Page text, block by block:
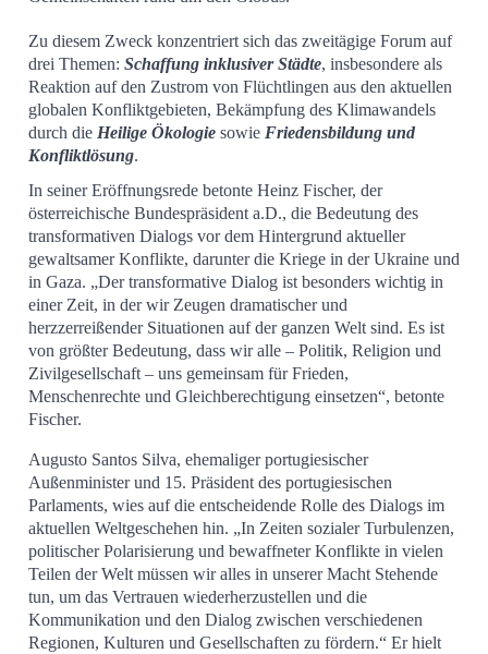
Zu diesem Zweck konzentriert sich das zweitägige Forum auf
drei Themen:Schaffung inklusiver Städte, insbesondere als
Reaktion auf den Zustrom von Flüchtlingen aus den aktuellen
globalen Konfliktgebieten, Bekämpfung des Klimawandels
durch die Heilige Ökologie sowie Friedensbildung und
Konfliktlösung.
In seiner Eröffnungsrede betonte Heinz Fischer, der
österreichische Bundespräsident a.D., die Bedeutung des
transformativen Dialogs vor dem Hintergrund aktueller
gewaltsamer Konflikte, darunter die Kriege in der Ukraine und
in Gaza. „Der transformative Dialog ist besonders wichtig in
einer Zeit, in der wir Zeugen dramatischer und
herzzerreißender Situationen auf der ganzen Welt sind. Es ist
von größter Bedeutung, dass wir alle – Politik, Religion und
Zivilgesellschaft – uns gemeinsam für Frieden,
Menschenrechte und Gleichberechtigung einsetzen“, betonte
Fischer.
Augusto Santos Silva, ehemaliger portugiesischer
Außenminister und 15. Präsident des portugiesischen
Parlaments, wies auf die entscheidende Rolle des Dialogs im
aktuellen Weltgeschehen hin. „In Zeiten sozialer Turbulenzen,
politischer Polarisierung und bewaffneter Konflikte in vielen
Teilen der Welt müssen wir alles in unserer Macht Stehende
tun, um das Vertrauen wiederherzustellen und die
Kommunikation und den Dialog zwischen verschiedenen
Regionen, Kulturen und Gesellschaften zu fördern.“ Er hielt